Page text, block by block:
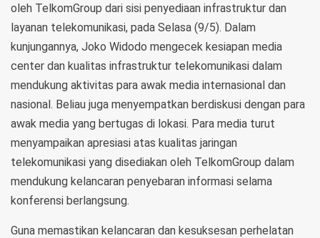
oleh TelkomGroup dari sisi penyediaan infrastruktur dan
layanan telekomunikasi, pada Selasa (9/5). Dalam
kunjungannya, Joko Widodo mengecek kesiapan media
center dan kualitas infrastruktur telekomunikasi dalam
mendukung aktivitas para awak media internasional dan
nasional. Beliau juga menyempatkan berdiskusi dengan para
awak media yang bertugas di lokasi. Para media turut
menyampaikan apresiasi atas kualitas jaringan
telekomunikasi yang disediakan oleh TelkomGroup dalam
mendukung kelancaran penyebaran informasi selama
konferensi berlangsung.
Guna memastikan kelancaran dan kesuksesan perhelatan